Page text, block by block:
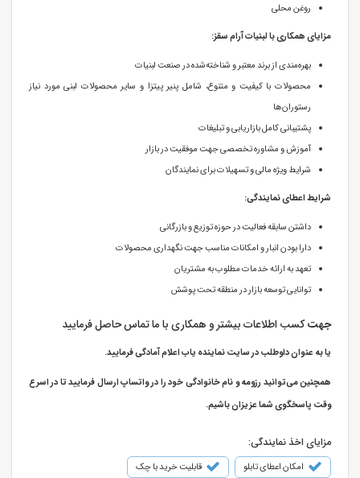
روغن محلی
مزایای همکاری با لبنیات آرام سقز:
بهره‌مندی از برند معتبر و شناخته‌شده در صنعت لبنیات
محصولات با کیفیت و متنوع، شامل پنیر پیتزا و سایر محصولات لبنی مورد نیاز
رستوران‌ها
پشتیبانی کامل بازاریابی و تبلیغات
آموزش و مشاوره تخصصی جهت موفقیت در بازار
شرایط ویژه مالی و تسهیلات برای نمایندگان
شرایط اعطای نمایندگی:
داشتن سابقه فعالیت در حوزه توزیع و بازرگانی
دارا بودن انبار و امکانات مناسب جهت نگهداری محصولات
تعهد به ارائه خدمات مطلوب به مشتریان
توانایی توسعه بازار در منطقه تحت پوشش
جهتکسب اطلاعات بیشتر و همکاری با ما تماس حاصل فرمایید
یا به عنوان داوطلب در سایت نماینده یاب اعلام آمادگی فرمایید.
همچنین می‌توانید رزومه و نام خانوادگی خود را در واتساپ ارسال فرمایید تا در اسرع
وقت پاسخگوی شما عزیزان باشیم.
مزایای اخذ نمایندگی:
امکان اعطای تابلو قابلیت خرید با چک